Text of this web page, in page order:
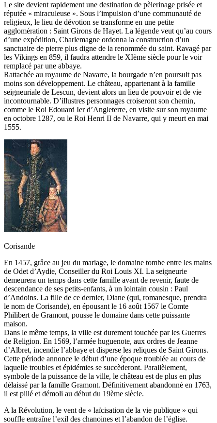
Le site devient rapidement une destination de pèlerinage prisée et
réputée « miraculeuse ». Sous l’impulsion d’une communauté de
religieux, le lieu de dévotion se transforme en une petite
agglomération : Saint Girons de Hayet. La légende veut qu’au cours
d’une expédition, Charlemagne ordonna la construction d’un
sanctuaire de pierre plus digne de la renommée du saint. Ravagé par
les Vikings en 859, il faudra attendre le XIème siècle pour le voir
remplacé par une abbaye.
Rattachée au royaume de Navarre, la bourgade n’en poursuit pas
moins son développement. Le château, appartenant à la famille
seigneuriale de Lescun, devient alors un lieu de pouvoir et de vie
incontournable. D’illustres personnages croiseront son chemin,
comme le Roi Edouard Ier d’Angleterre, en visite sur son royaume
en octobre 1287, ou le Roi Henri II de Navarre, qui y meurt en mai
1555.
Corisande
En 1457, grâce au jeu du mariage, le domaine tombe entre les mains
de Odet d’Aydie, Conseiller du Roi Louis XI. La seigneurie
demeurera un temps dans cette famille avant de revenir, faute de
descendance de ses petits-enfants, à un lointain cousin : Paul
d’Andoins. La fille de ce dernier, Diane (qui, romanesque, prendra
le nom de Corisande), en épousant le 16 août 1567 le Comte
Philibert de Gramont, pousse le domaine dans cette puissante
maison.
Dans le même temps, la ville est durement touchée par les Guerres
de Religion. En 1569, l’armée huguenote, aux ordres de Jeanne
d’Albret, incendie l’abbaye et disperse les reliques de Saint Girons.
Cette période annonce le début d’une époque troublée au cours de
laquelle troubles et épidémies se succèderont. Parallèlement,
symbole de la puissance de la ville, le château est de plus en plus
délaissé par la famille Gramont. Définitivement abandonné en 1763,
il est pillé et démoli au début du 19ème siècle.
A la Révolution, le vent de « laïcisation de la vie publique » qui
souffle entraîne l’exil des chanoines et l’abandon de l’église.